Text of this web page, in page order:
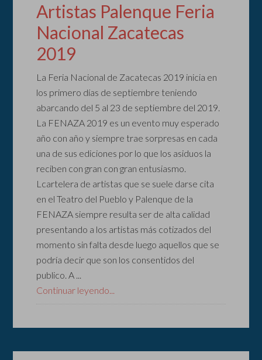
Artistas Palenque Feria
Nacional Zacatecas
2019
La Feria Nacional de Zacatecas 2019 inicia en
los primero días de septiembre teniendo
abarcando del 5 al 23 de septiembre del 2019.
La FENAZA 2019 es un evento muy esperado
año con año y siempre trae sorpresas en cada
una de sus ediciones por lo que los asiduos la
reciben con gran con gran entusiasmo.
Lcartelera de artistas que se suele darse cita
en el Teatro del Pueblo y Palenque de la
FENAZA siempre resulta ser de alta calidad
presentando a los artistas más cotizados del
momento sin falta desde luego aquellos que se
podría decir que son los consentidos del
publico. A ...
Continuar leyendo...